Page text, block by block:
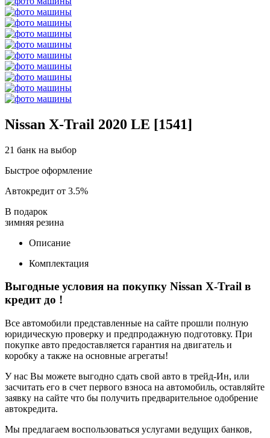
Nissan X-Trail 2020 LE [1541]
21 банк на выбор
Быстрое оформление
Автокредит от 3.5%
В подарок
зимняя резина
Описание
Комплектация
Выгодные условия на покупку Nissan X-Trail в
кредит до !
Все автомобили представленные на сайте прошли полную
юридическую проверку и предпродажную подготовку. При
покупке авто предоставляется гарантия на двигатель и
коробку а также на основные агрегаты!
У нас Вы можете выгодно сдать свой авто в трейд-Ин, или
засчитать его в счет первого взноса на автомобиль, оставляйте
заявку на сайте что бы получить предварительное одобрение
автокредита.
Мы предлагаем воспользоваться услугами ведущих банков,